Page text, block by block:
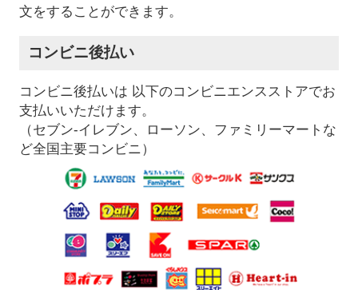
文をすることができます。
コンビニ後払い
コンビニ後払いは 以下のコンビニエンスストアでお
支払いいただけます。
（セブン-イレブン、ローソン、ファミリーマートな
ど全国主要コンビニ）